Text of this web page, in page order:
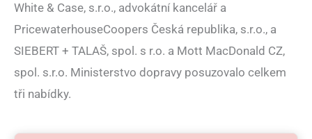
White & Case, s.r.o., advokátní kancelář a
PricewaterhouseCoopers Česká republika, s.r.o., a
SIEBERT + TALAŠ, spol. s r.o. a Mott MacDonald CZ,
spol. s.r.o. Ministerstvo dopravy posuzovalo celkem
tři nabídky.